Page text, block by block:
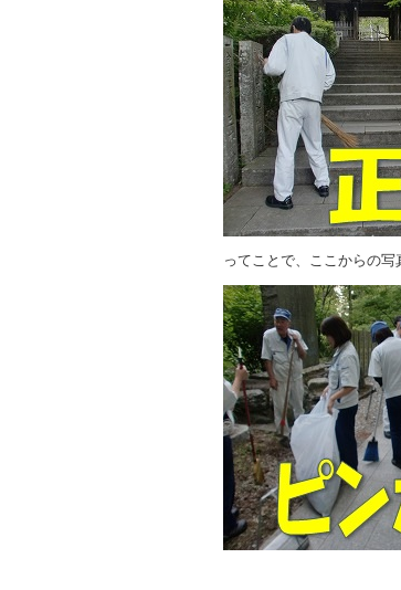
ってことで、ここからの写